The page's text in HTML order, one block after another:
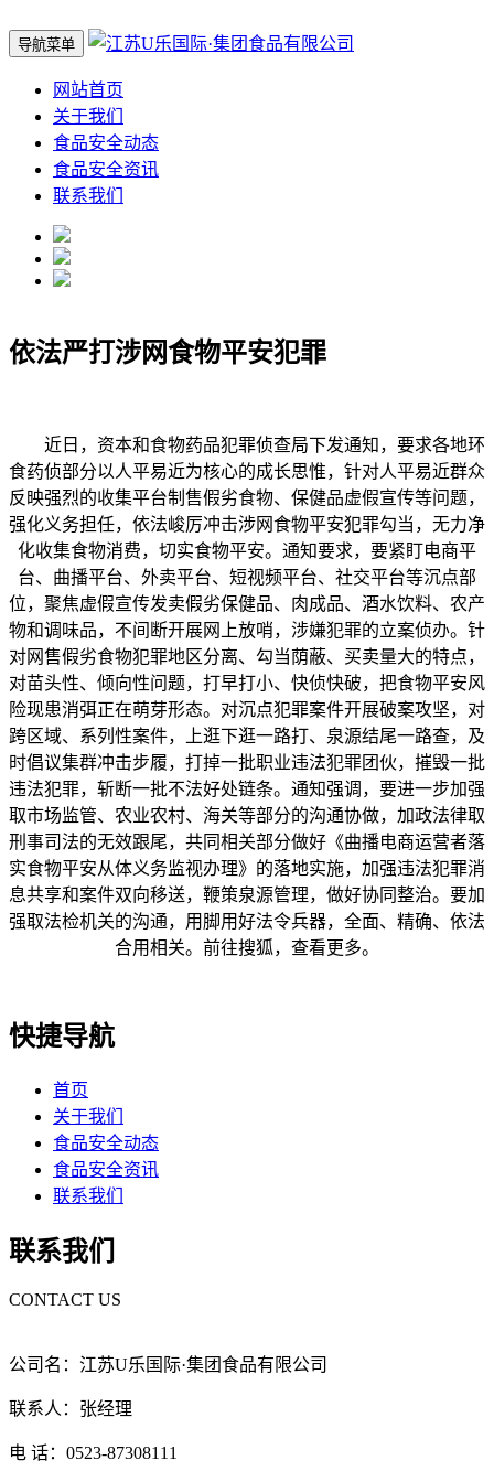
导航菜单
网站首页
关于我们
食品安全动态
食品安全资讯
联系我们
依法严打涉网食物平安犯罪
近日，资本和食物药品犯罪侦查局下发通知，要求各地环
食药侦部分以人平易近为核心的成长思惟，针对人平易近群众
反映强烈的收集平台制售假劣食物、保健品虚假宣传等问题，
强化义务担任，依法峻厉冲击涉网食物平安犯罪勾当，无力净
化收集食物消费，切实食物平安。通知要求，要紧盯电商平
台、曲播平台、外卖平台、短视频平台、社交平台等沉点部
位，聚焦虚假宣传发卖假劣保健品、肉成品、酒水饮料、农产
物和调味品，不间断开展网上放哨，涉嫌犯罪的立案侦办。针
对网售假劣食物犯罪地区分离、勾当荫蔽、买卖量大的特点，
对苗头性、倾向性问题，打早打小、快侦快破，把食物平安风
险现患消弭正在萌芽形态。对沉点犯罪案件开展破案攻坚，对
跨区域、系列性案件，上逛下逛一路打、泉源结尾一路查，及
时倡议集群冲击步履，打掉一批职业违法犯罪团伙，摧毁一批
违法犯罪，斩断一批不法好处链条。通知强调，要进一步加强
取市场监管、农业农村、海关等部分的沟通协做，加政法律取
刑事司法的无效跟尾，共同相关部分做好《曲播电商运营者落
实食物平安从体义务监视办理》的落地实施，加强违法犯罪消
息共享和案件双向移送，鞭策泉源管理，做好协同整治。要加
强取法检机关的沟通，用脚用好法令兵器，全面、精确、依法
合用相关。前往搜狐，查看更多。
快捷导航
首页
关于我们
食品安全动态
食品安全资讯
联系我们
联系我们
CONTACT US
公司名：江苏U乐国际·集团食品有限公司
联系人：张经理
电 话：0523-87308111